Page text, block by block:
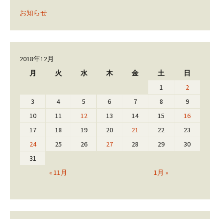
お知らせ
2018年12月
月
火 水 木 金 土 日
« 11月 1月 »
1
2
3
4 5 6 7 8
9
10
11 12 13 14 15
16
17
18 19 20 21 22
23
24
25 26 27 28 29
30
31